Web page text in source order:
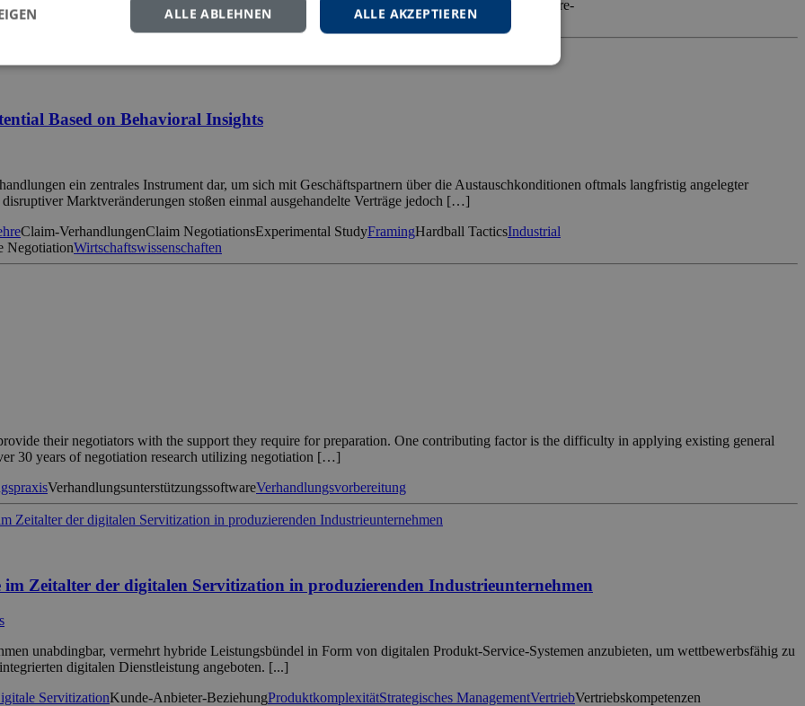
Verhandlungen Latent Negotiation Negotiation Tactics
Pre-
Vorverhandlungsphase Wirtschaftswissenschaften
Based on Behavioral Insights
ein zentrales Instrument dar, um sich mit Geschäftspartnern über die Austauschkonditionen oftmals langfristig angelegter
Marktveränderungen stoßen einmal ausgehandelte Verträge jedoch […]
Claim-VerhandlungenClaim NegotiationsExperimental StudyFramingHardball TacticsIndustrial
NegotiationWirtschaftswissenschaften
their negotiators with the support they require for preparation. One contributing factor is the difficulty in applying existing general
30 years of negotiation research utilizing negotiation […]
VerhandlungsunterstützungssoftwareVerhandlungsvorbereitung
Zeitalter der digitalen Servitization in produzierenden Industrieunternehmen
unabdingbar, vermehrt hybride Leistungsbündel in Form von digitalen Produkt-Service-Systemen anzubieten, um wettbewerbsfähig zu
digitalen Dienstleistung angeboten. [...]
ServitizationKunde-Anbieter-BeziehungProduktkomplexitätStrategisches ManagementVertriebVertriebskompetenzen
ALLE AKZEPTIEREN
ALLE ABLEHNEN